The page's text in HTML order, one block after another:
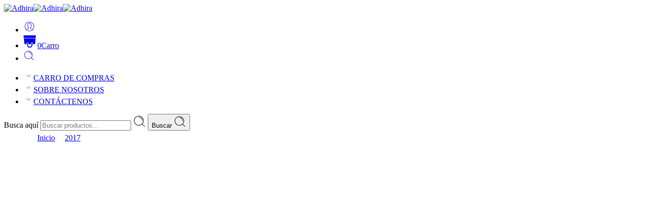
0Carro
CARRO DE COMPRAS
SOBRE NOSOTROS
CONTÁCTENOS
Busca aquí Buscar
Inicio 2017